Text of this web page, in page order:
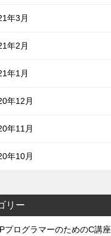
年3月
年2月
年1月
年12月
年11月
年10月
リー
プログラマーのためのC講座